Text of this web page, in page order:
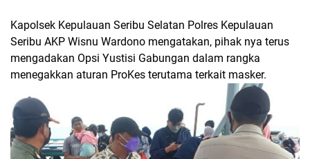
Kapolsek Kepulauan Seribu Selatan Polres Kepulauan
Seribu AKP Wisnu Wardono mengatakan, pihak nya terus
mengadakan Opsi Yustisi Gabungan dalam rangka
menegakkan aturan ProKes terutama terkait masker.